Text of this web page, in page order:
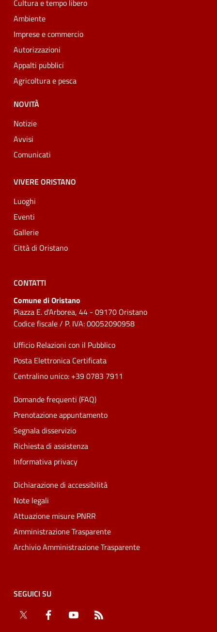
Cultura e tempo libero
Ambiente
Imprese e commercio
Autorizzazioni
Appalti pubblici
Agricoltura e pesca
NOVITÀ
Notizie
Avvisi
Comunicati
VIVERE ORISTANO
Luoghi
Eventi
Gallerie
Città di Oristano
CONTATTI
Comune di Oristano
Piazza E. d'Arborea, 44 - 09170 Oristano
Codice fiscale / P. IVA: 00052090958
Ufficio Relazioni con il Pubblico
Posta Elettronica Certificata
Centralino unico: +39 0783 7911
Domande frequenti (FAQ)
Prenotazione appuntamento
Segnala disservizio
Richiesta di assistenza
Informativa privacy
Dichiarazione di accessibilità
Note legali
Attuazione misure PNRR
Amministrazione Trasparente
Archivio Amministrazione Trasparente
SEGUICI SU
Twitter
Facebook YouTube